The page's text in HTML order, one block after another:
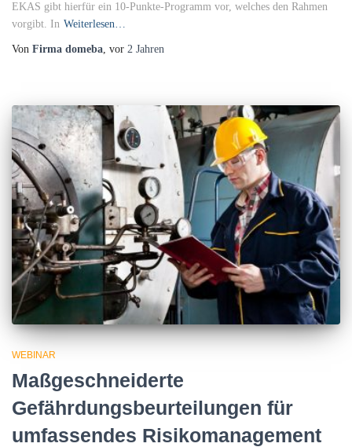
EKAS gibt hierfür ein 10-Punkte-Programm vor, welches den Rahmen
vorgibt. In Weiterlesen…
Von Firma domeba, vor 2 Jahren
WEBINAR
Maßgeschneiderte
Gefährdungsbeurteilungen für
umfassendes Risikomanagement